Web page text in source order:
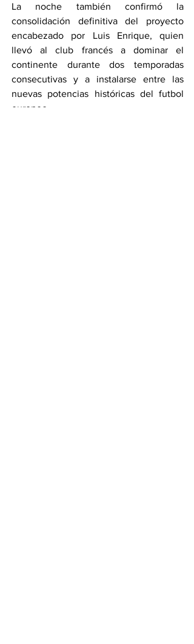
La noche también confirmó la
consolidación definitiva del proyecto
encabezado por Luis Enrique, quien
llevó al club francés a dominar el
continente durante dos temporadas
consecutivas y a instalarse entre las
nuevas potencias históricas del futbol
europeo.